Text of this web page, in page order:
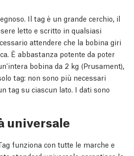
Il tag è un grande cerchio, il
letto e scritto in qualsiasi
attendere che la bobina giri
È abbastanza potente da poter
bobina da 2 kg (Prusament),
tag: non sono più necessari
tag su ciascun lato. I dati sono
universale
funziona con tutte le marche e